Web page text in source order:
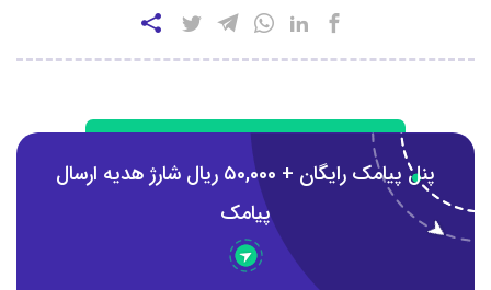
پنل پیامک رایگان + ۵0,000 ریال شارژ هدیه ارسال
پیامک